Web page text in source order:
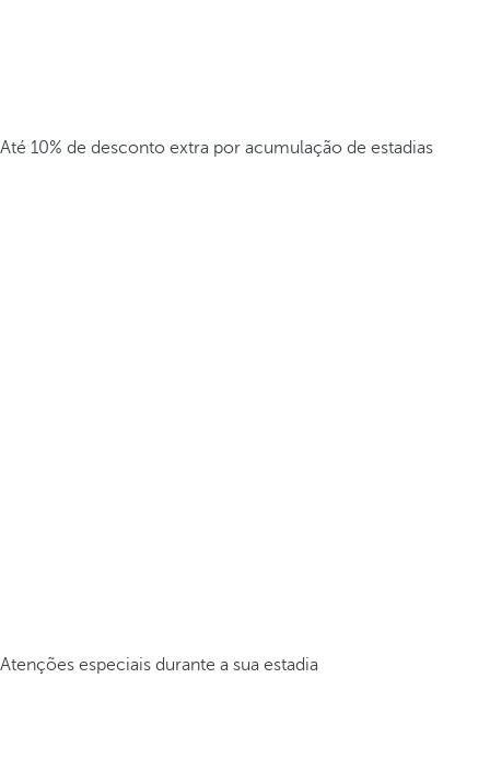
Até 10% de desconto extra por acumulação de estadias
Atenções especiais durante a sua estadia